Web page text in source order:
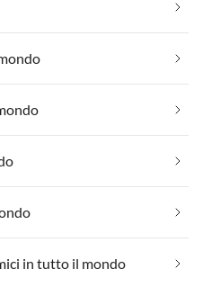
in tutto il mondo